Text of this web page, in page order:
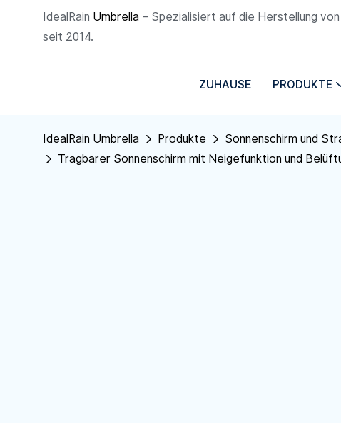
IdealRain Umbrella – Spezialisiert auf die Herstellung
seit 2014.
ZUHAUSE PRODUKTE
IdealRain Umbrella Produkte
Sonnenschirm und
Tragbarer Sonnenschirm mit Neigefunktion und